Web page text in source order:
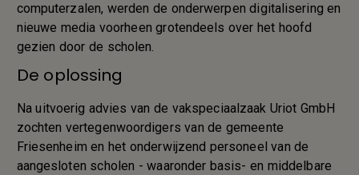
computerzalen, werden de onderwerpen digitalisering en
nieuwe media voorheen grotendeels over het hoofd
gezien door de scholen.
De oplossing
Na uitvoerig advies van de vakspeciaalzaak Uriot GmbH
zochten vertegenwoordigers van de gemeente
Friesenheim en het onderwijzend personeel van de
aangesloten scholen - waaronder basis- en middelbare